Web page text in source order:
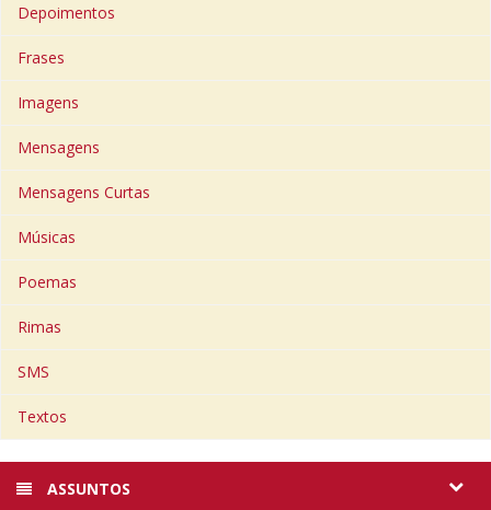
Depoimentos
Frases
Imagens
Mensagens
Mensagens Curtas
Músicas
Poemas
Rimas
SMS
Textos
ASSUNTOS